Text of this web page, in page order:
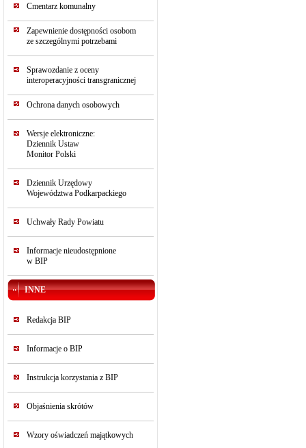
Cmentarz komunalny
Zapewnienie dostępności osobom
ze szczególnymi potrzebami
Sprawozdanie z oceny
interoperacyjności transgranicznej
Ochrona danych osobowych
Wersje elektroniczne:
Dziennik Ustaw
Monitor Polski
Dziennik Urzędowy
Województwa Podkarpackiego
Uchwały Rady Powiatu
Informacje nieudostępnione
w BIP
INNE
Redakcja BIP
Informacje o BIP
Instrukcja korzystania z BIP
Objaśnienia skrótów
Wzory oświadczeń majątkowych